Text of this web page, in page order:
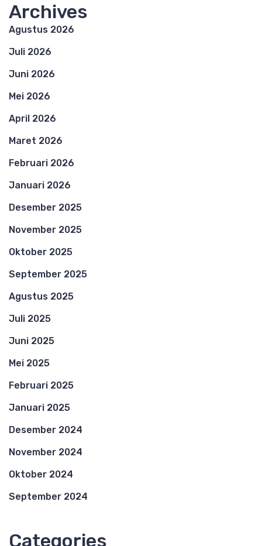
Archives
Agustus 2026
Juli 2026
Juni 2026
Mei 2026
April 2026
Maret 2026
Februari 2026
Januari 2026
Desember 2025
November 2025
Oktober 2025
September 2025
Agustus 2025
Juli 2025
Juni 2025
Mei 2025
Februari 2025
Januari 2025
Desember 2024
November 2024
Oktober 2024
September 2024
Categories